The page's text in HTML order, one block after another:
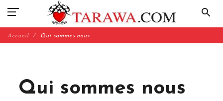
search
Accueil Qui sommes nous
Qui sommes nous